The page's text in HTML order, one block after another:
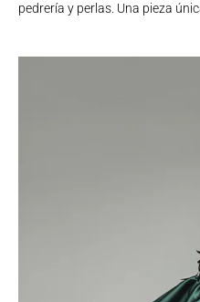
pedrería y perlas. Una pieza